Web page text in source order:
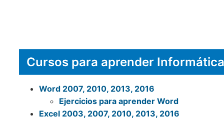
Cursos para aprender Informática
Word 2007, 2010, 2013, 2016
Ejercicios para aprender Word
Excel 2003, 2007, 2010, 2013, 2016